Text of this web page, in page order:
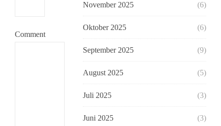
Comment
November 2025 (6)
Oktober 2025 (6)
September 2025 (9)
August 2025 (5)
Juli 2025 (3)
Juni 2025 (3)